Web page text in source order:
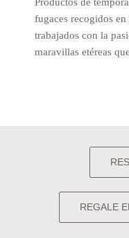
fugaces recogidos
trabajados con la
maravillas etéreas
REGALE